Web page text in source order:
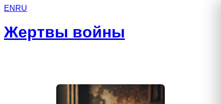
EN RU
Жертвы войны